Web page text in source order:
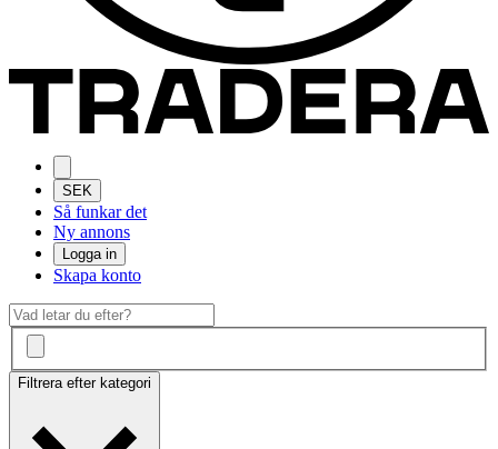
SEK
Så funkar det
Ny annons
Logga in
Skapa konto
Filtrera efter kategori